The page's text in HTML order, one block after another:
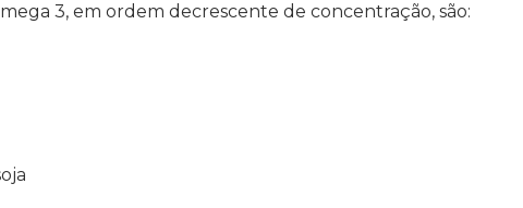
3, em ordem decrescente de concentração, são: